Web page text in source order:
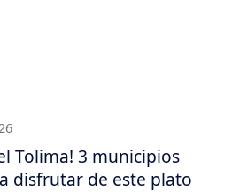
Tolima! 3 municipios
disfrutar de este plato